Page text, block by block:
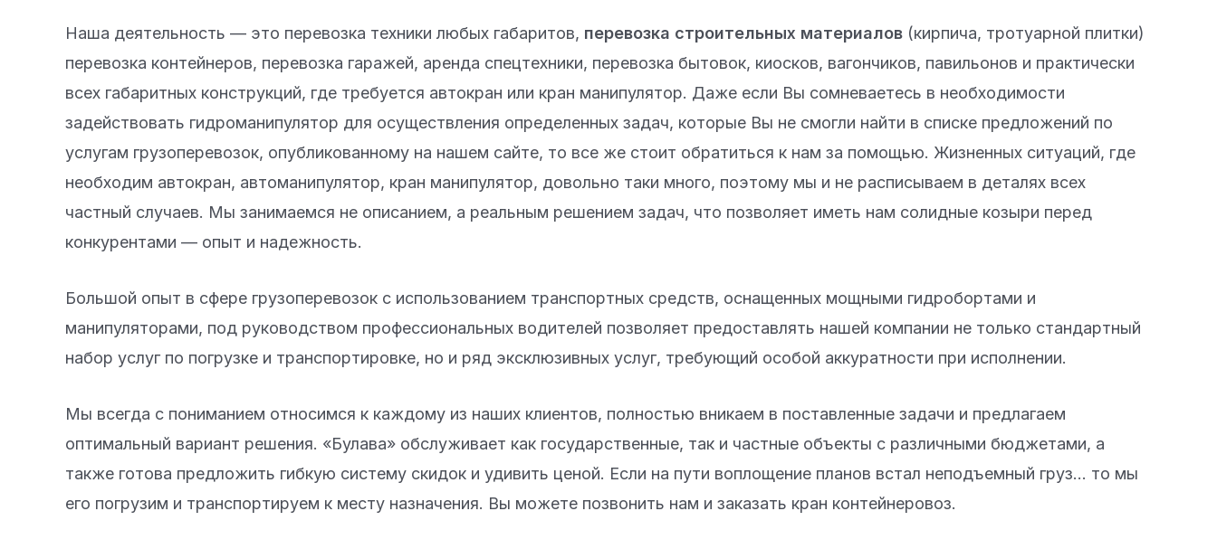
Наша деятельность — это перевозка техники любых габаритов, перевозка строительных материалов (кирпича, тротуарной плитки)
перевозка контейнеров, перевозка гаражей, аренда спецтехники, перевозка бытовок, киосков, вагончиков, павильонов и практически
всех габаритных конструкций, где требуется автокран или кран манипулятор. Даже если Вы сомневаетесь в необходимости
задействовать гидроманипулятор для осуществления определенных задач, которые Вы не смогли найти в списке предложений по
услугам грузоперевозок, опубликованному на нашем сайте, то все же стоит обратиться к нам за помощью. Жизненных ситуаций, где
необходим автокран, автоманипулятор, кран манипулятор, довольно таки много, поэтому мы и не расписываем в деталях всех
частный случаев. Мы занимаемся не описанием, а реальным решением задач, что позволяет иметь нам солидные козыри перед
конкурентами — опыт и надежность.
Большой опыт в сфере грузоперевозок с использованием транспортных средств, оснащенных мощными гидробортами и
манипуляторами, под руководством профессиональных водителей позволяет предоставлять нашей компании не только стандартный
набор услуг по погрузке и транспортировке, но и ряд эксклюзивных услуг, требующий особой аккуратности при исполнении.
Мы всегда с пониманием относимся к каждому из наших клиентов, полностью вникаем в поставленные задачи и предлагаем
оптимальный вариант решения. «Булава» обслуживает как государственные, так и частные объекты с различными бюджетами, а
также готова предложить гибкую систему скидок и удивить ценой. Если на пути воплощение планов встал неподъемный груз… то мы
его погрузим и транспортируем к месту назначения. Вы можете позвонить нам и заказать кран контейнеровоз.